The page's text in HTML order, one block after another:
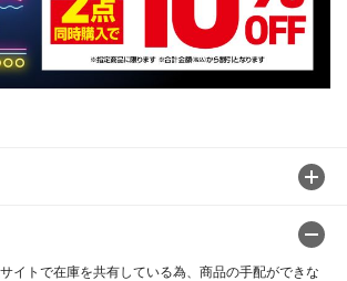
イトで在庫を共有している為、商品の手配ができな